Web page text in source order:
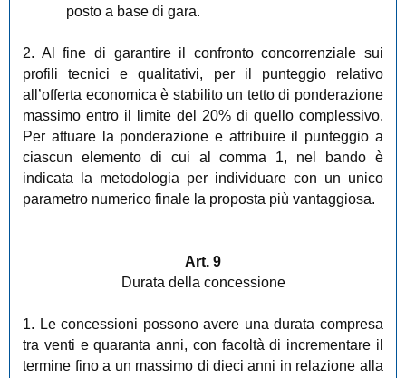
posto a base di gara.
2. Al fine di garantire il confronto concorrenziale sui
profili tecnici e qualitativi, per il punteggio relativo
all’offerta economica è stabilito un tetto di ponderazione
massimo entro il limite del 20% di quello complessivo.
Per attuare la ponderazione e attribuire il punteggio a
ciascun elemento di cui al comma 1, nel bando è
indicata la metodologia per individuare con un unico
parametro numerico finale la proposta più vantaggiosa.
Art. 9
Durata della concessione
1. Le concessioni possono avere una durata compresa
tra venti e quaranta anni, con facoltà di incrementare il
termine fino a un massimo di dieci anni in relazione alla